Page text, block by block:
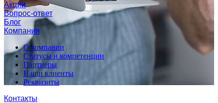
Акции
Вопрос-ответ
Блог
Компания
О компании
Статусы и компетенции
Партнеры
Наши клиенты
Реквизиты
Контакты